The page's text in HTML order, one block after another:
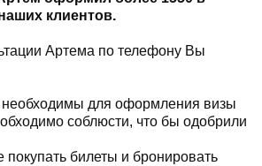
клиентов.
Артема по телефону Вы
необходимы для оформления визы
соблюсти, что бы одобрили
покупать билеты и бронировать